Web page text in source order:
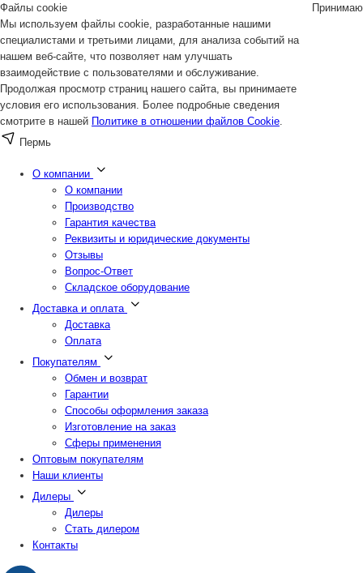
Файлы cookie
Мы используем файлы cookie, разработанные нашими
специалистами и третьими лицами, для анализа событий на
нашем веб-сайте, что позволяет нам улучшать
взаимодействие с пользователями и обслуживание.
Продолжая просмотр страниц нашего сайта, вы принимаете
условия его использования. Более подробные сведения
смотрите в нашей Политике в отношении файлов Cookie.
Принимаю
Пермь
О компании
О компании
Производство
Гарантия качества
Реквизиты и юридические документы
Отзывы
Вопрос-Ответ
Складское оборудование
Доставка и оплата
Доставка
Оплата
Покупателям
Обмен и возврат
Гарантии
Способы оформления заказа
Изготовление на заказ
Сферы применения
Оптовым покупателям
Наши клиенты
Дилеры
Дилеры
Стать дилером
Контакты